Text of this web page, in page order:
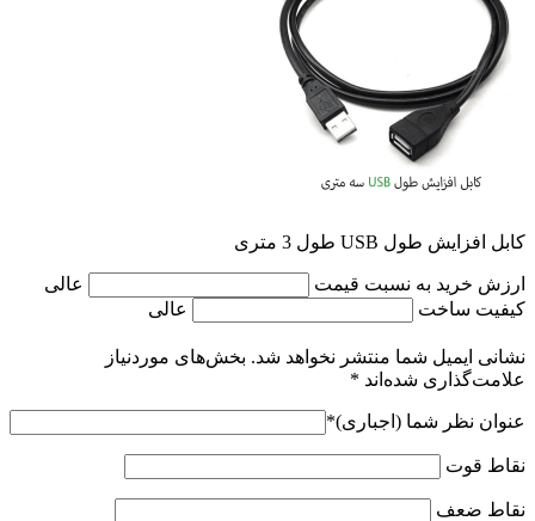
کابل افزایش طول USB طول 3 متری
ارزش خرید به نسبت قیمت
عالی
کیفیت ساخت
عالی
نشانی ایمیل شما منتشر نخواهد شد. بخش‌های موردنیاز
علامت‌گذاری شده‌اند *
عنوان نظر شما (اجباری)*
نقاط قوت
نقاط ضعف